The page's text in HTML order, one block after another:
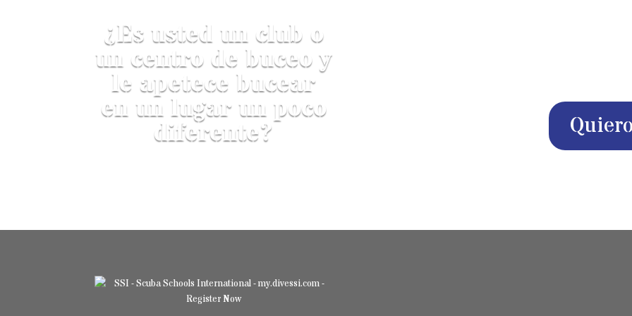
¿Es usted un club o
un centro de buceo y
le apetece bucear
en un lugar un poco
diferente?